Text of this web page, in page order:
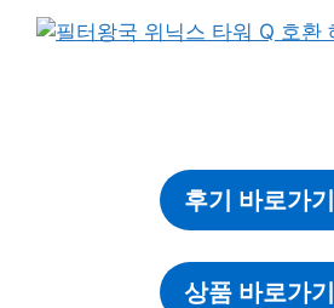
후기 바로가기
상품 바로가기